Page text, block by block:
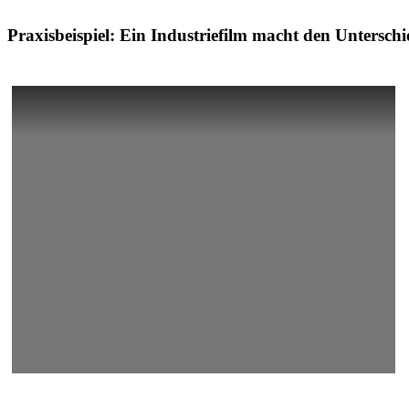
Praxisbeispiel: Ein Industriefilm macht den